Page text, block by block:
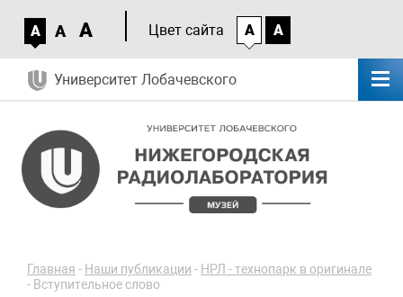
A A A Цвет сайта A A
Университет Лобачевского
Главная - Наши публикации - НРЛ - технопарк в оригинале
- Вступительное слово